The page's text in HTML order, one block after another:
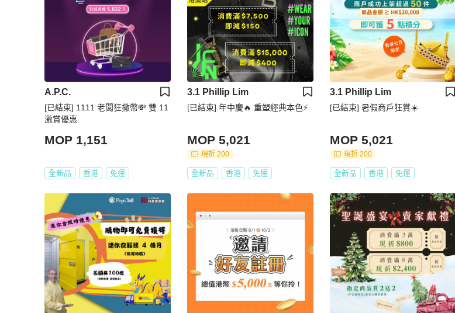
A.P.C.
[已結束] 1111 老闆狂撒幣💸 雙 11
激賞優惠
MOP 1,151
全新品 香港 免運
3.1 Phillip Lim
[已結束] 年中慶🔥 重塑經典本色⚡
MOP 5,021
現折 200
全新品 香港 免運
3.1 Phillip Lim
[已結束] 暑假商戶狂賞☀️
MOP 5,021
現折 200
全新品 香港 免運